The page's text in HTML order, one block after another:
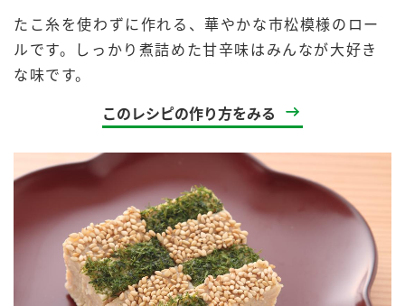
たこ糸を使わずに作れる、華やかな市松模様のロー
ルです。しっかり煮詰めた甘辛味はみんなが大好き
な味です。
このレシピの作り方をみる